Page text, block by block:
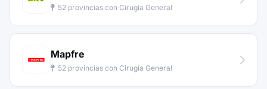
52 provincias con Cirugía General
Mapfre
52 provincias con Cirugía General